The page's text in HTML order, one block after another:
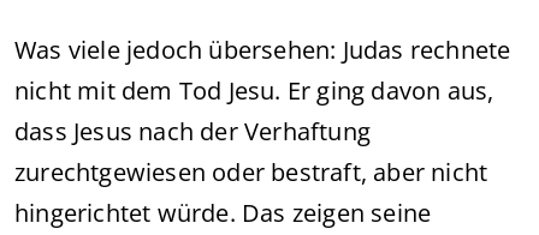
Was viele jedoch übersehen: Judas rechnete
nicht mit dem Tod Jesu. Er ging davon aus,
dass Jesus nach der Verhaftung
zurechtgewiesen oder bestraft, aber nicht
hingerichtet würde. Das zeigen seine